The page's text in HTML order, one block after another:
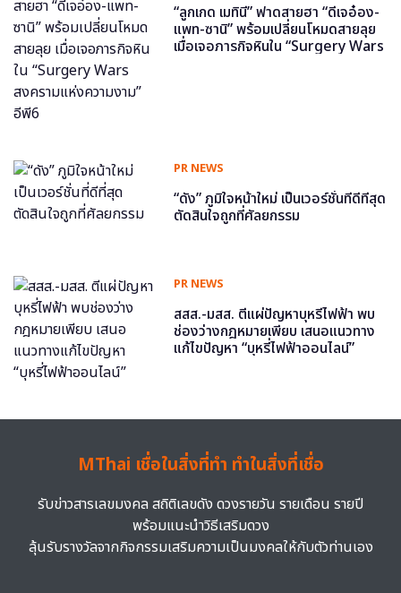
“ลูกเกด เมทินี” ฟาดสายฮา “ดีเจอ๋อง-
แพท-ซานิ” พร้อมเปลี่ยนโหมดสายลุย
เมื่อเจอภารกิจหินใน “Surgery Wars
PR NEWS
“ดัง” ภูมิใจหน้าใหม่ เป็นเวอร์ชั่นที่ดีที่สุด
ตัดสินใจถูกที่ศัลยกรรม
PR NEWS
สสส.-มสส. ตีแผ่ปัญหาบุหรี่ไฟฟ้า พบ
ช่องว่างกฎหมายเพียบ เสนอแนวทาง
แก้ไขปัญหา “บุหรี่ไฟฟ้าออนไลน์”
MThai เชื่อในสิ่งที่ทำ ทำในสิ่งที่เชื่อ
รับข่าวสารเลขมงคล สถิติเลขดัง ดวงรายวัน รายเดือน รายปี
พร้อมแนะนำวิธีเสริมดวง
ลุ้นรับรางวัลจากกิจกรรมเสริมความเป็นมงคลให้กับตัวท่านเอง